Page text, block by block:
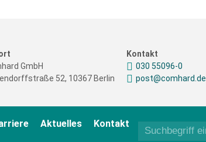
GmbH
52, 10367 Berlin
Kontakt
030 55096-0
post@comhard.de
Aktuelles Kontakt